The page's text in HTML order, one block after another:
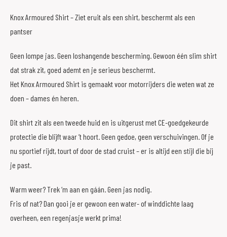
Knox Armoured Shirt – Ziet eruit als een shirt, beschermt als een
pantser
Geen lompe jas. Geen loshangende bescherming. Gewoon één slim shirt
dat strak zit, goed ademt en je serieus beschermt.
Het Knox Armoured Shirt is gemaakt voor motorrijders die weten wat ze
doen – dames én heren.
Dit shirt zit als een tweede huid en is uitgerust met CE-goedgekeurde
protectie die blijft waar ’t hoort. Geen gedoe, geen verschuivingen. Of je
nu sportief rijdt, tourt of door de stad cruist – er is altijd een stijl die bij
je past.
Warm weer? Trek ‘m aan en gáán. Geen jas nodig.
Fris of nat? Dan gooi je er gewoon een water- of winddichte laag
overheen, een regenjasje werkt prima!